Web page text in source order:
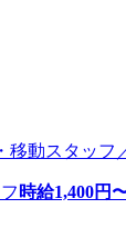
移動スタッフ
時給1,400円